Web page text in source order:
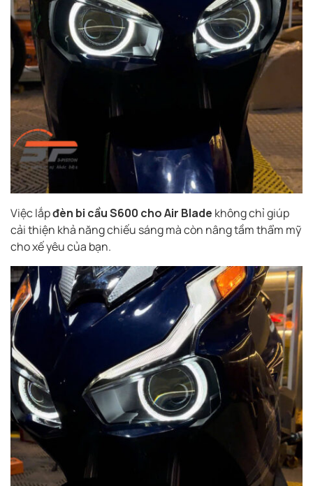
Việc lắpđèn bi cầu S600 cho Air Blade không chỉ giúp
cải thiện khả năng chiếu sáng mà còn nâng tầm thẩm mỹ
cho xế yêu của bạn.